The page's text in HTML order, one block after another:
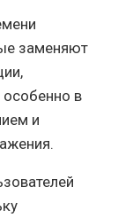
заменяют
в
и